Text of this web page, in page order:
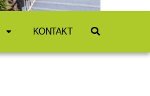
KONTAKT